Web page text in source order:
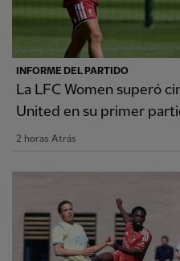
INFORME DEL PARTIDO
La LFC Women superó
United en su primer
2 horas Atrás